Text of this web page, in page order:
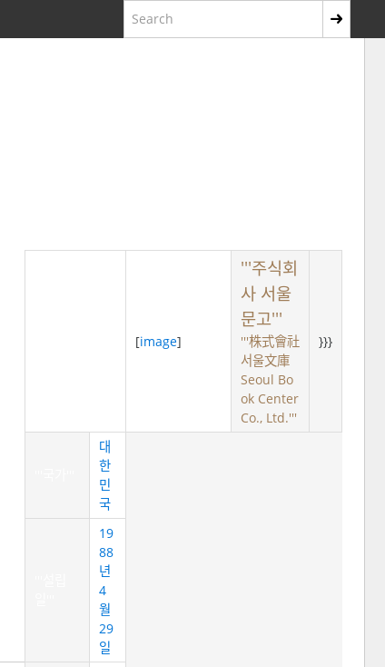
[image]
'''주식회
사 서울
문고'''
'''株式會社
서울文庫
Seoul Bo
ok Center
Co., Ltd.'''
}}}
대
한
민
국
19
88
년
4
월
29
일